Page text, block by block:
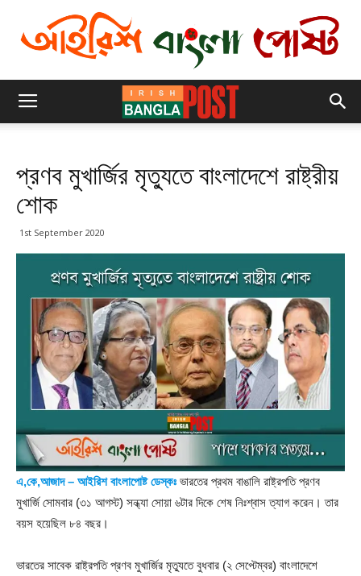
প্রণব মুখার্জির মৃত্যুতে বাংলাদেশে রাষ্ট্রীয়
শোক
1st September 2020
এ,কে,আজাদ – আইরিশ বাংলাপোষ্ট ডেস্কঃ ভারতের প্রথম বাঙালি রাষ্ট্রপতি প্রণব
মুখার্জি সোমবার (৩১ আগস্ট) সন্ধ্যা সোয়া ৬টার দিকে শেষ নিঃশ্বাস ত্যাগ করেন। তার
বয়স হয়েছিল ৮৪ বছর।
ভারতের সাবেক রাষ্ট্রপতি প্রণব মুখার্জির মৃত্যুতে বুধবার (২ সেপ্টেম্বর) বাংলাদেশে